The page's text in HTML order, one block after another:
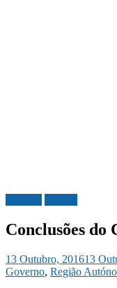
Conclusões do
13 Outubro, 201613
Governo, Região